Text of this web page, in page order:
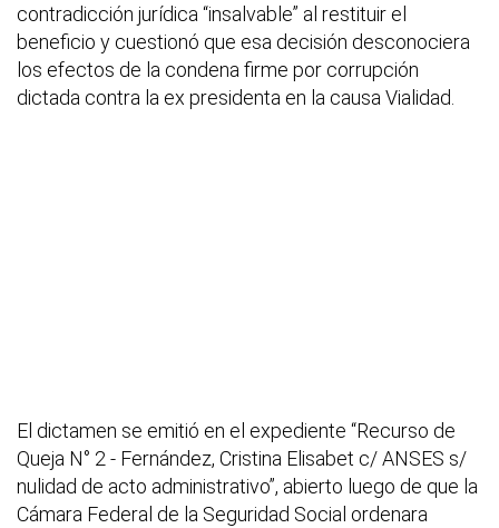
contradicción jurídica “insalvable” al restituir el
beneficio y cuestionó que esa decisión desconociera
los efectos de la condena firme por corrupción
dictada contra la ex presidenta en la causa Vialidad.
El dictamen se emitió en el expediente “Recurso de
Queja N° 2 - Fernández, Cristina Elisabet c/ ANSES s/
nulidad de acto administrativo”, abierto luego de que la
Cámara Federal de la Seguridad Social ordenara